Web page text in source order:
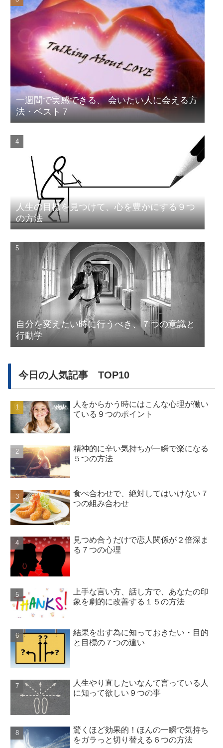
一週間で実感できる、 会いたい人に会える方
法・ベスト７
人生の目標を見つけて、心を豊かにする９つ
の方法
自分を変えたい時に行うべき、７つの意識と
行動学
今日の人気記事 TOP10
人をからかう時にはこんな心理が働い
ている９つのポイント
精神的に辛い気持ちが一瞬で楽になる
５つの方法
食べ合わせで、絶対してはいけない７
つの組み合わせ
見つめ合うだけで恋人関係が２倍深ま
る７つの心理
上手な言い方、話し方で、あなたの印
象を劇的に改善する１５の方法
結果を出す為に知っておきたい・目的
と目標の７つの違い
人生やり直したいなんて言っている人
に知って欲しい９つの事
驚くほど効果的！ほんの一瞬で気持ち
をガラっと切り替える６つの方法